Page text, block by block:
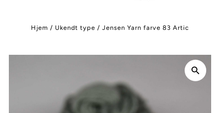
Hjem / Ukendt type / Jensen Yarn farve 83 Artic